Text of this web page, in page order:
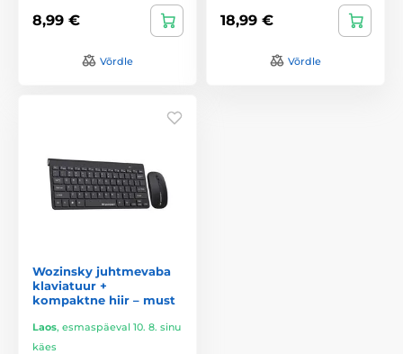
8,99 €
Võrdle
18,99 €
Võrdle
Wozinsky juhtmevaba
klaviatuur +
kompaktne hiir – must
Laos, esmaspäeval 10. 8. sinu
käes